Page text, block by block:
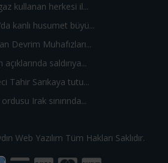
kullanan herkesi il...
kanlı husumet büyü...
Devrim Muhafızları...
açıklarında saldırıya...
Tahir Sarıkaya tutu...
Irak sınırında...
Web Yazılım Tüm Hakları Saklıdır.